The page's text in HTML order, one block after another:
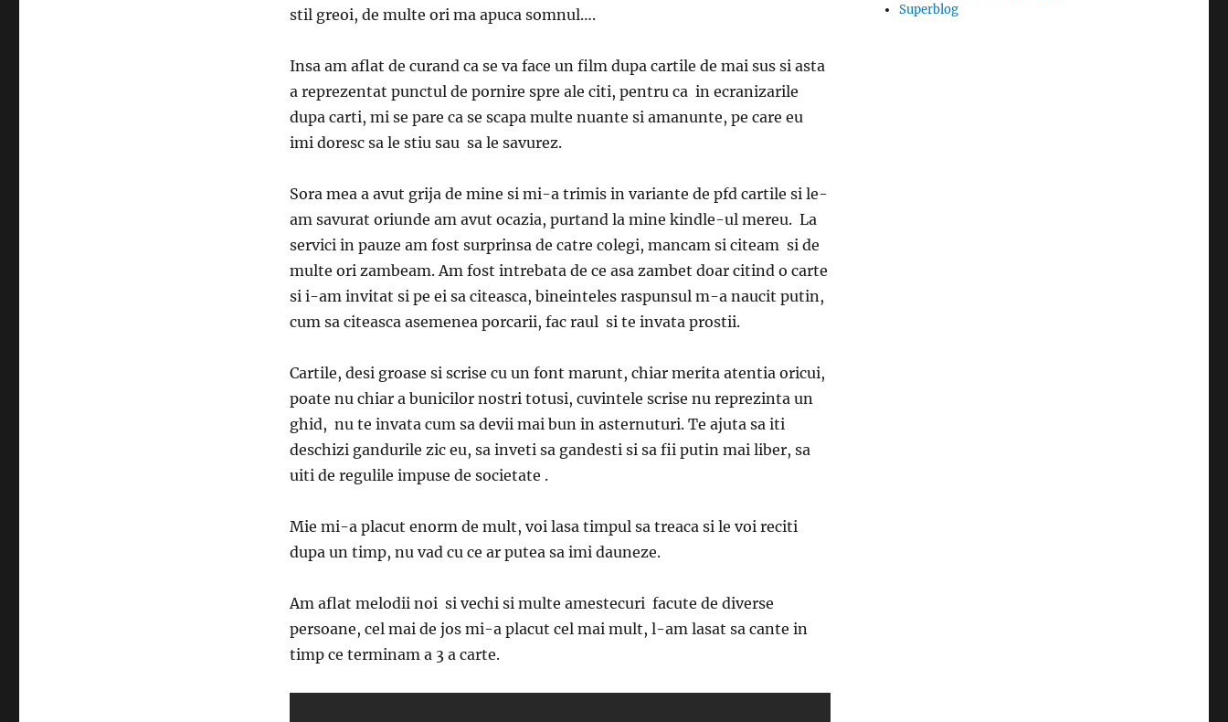
stil greoi, de multe ori ma apuca somnul….
Insa am aflat de curand ca se va face un film dupa cartile de mai sus si asta
a reprezentat punctul de pornire spre ale citi, pentru ca in ecranizarile
dupa carti, mi se pare ca se scapa multe nuante si amanunte, pe care eu
imi doresc sa le stiu sau sa le savurez.
Sora mea a avut grija de mine si mi-a trimis in variante de pfd cartile si le-
am savurat oriunde am avut ocazia, purtand la mine kindle-ul mereu. La
servici in pauze am fost surprinsa de catre colegi, mancam si citeam si de
multe ori zambeam. Am fost intrebata de ce asa zambet doar citind o carte
si i-am invitat si pe ei sa citeasca, bineinteles raspunsul m-a naucit putin,
cum sa citeasca asemenea porcarii, fac raul si te invata prostii.
Cartile, desi groase si scrise cu un font marunt, chiar merita atentia oricui,
poate nu chiar a bunicilor nostri totusi, cuvintele scrise nu reprezinta un
ghid, nu te invata cum sa devii mai bun in asternuturi. Te ajuta sa iti
deschizi gandurile zic eu, sa inveti sa gandesti si sa fii putin mai liber, sa
uiti de regulile impuse de societate .
Mie mi-a placut enorm de mult, voi lasa timpul sa treaca si le voi reciti
dupa un timp, nu vad cu ce ar putea sa imi dauneze.
Am aflat melodii noi si vechi si multe amestecuri facute de diverse
persoane, cel mai de jos mi-a placut cel mai mult, l-am lasat sa cante in
timp ce terminam a 3 a carte.
Superblog